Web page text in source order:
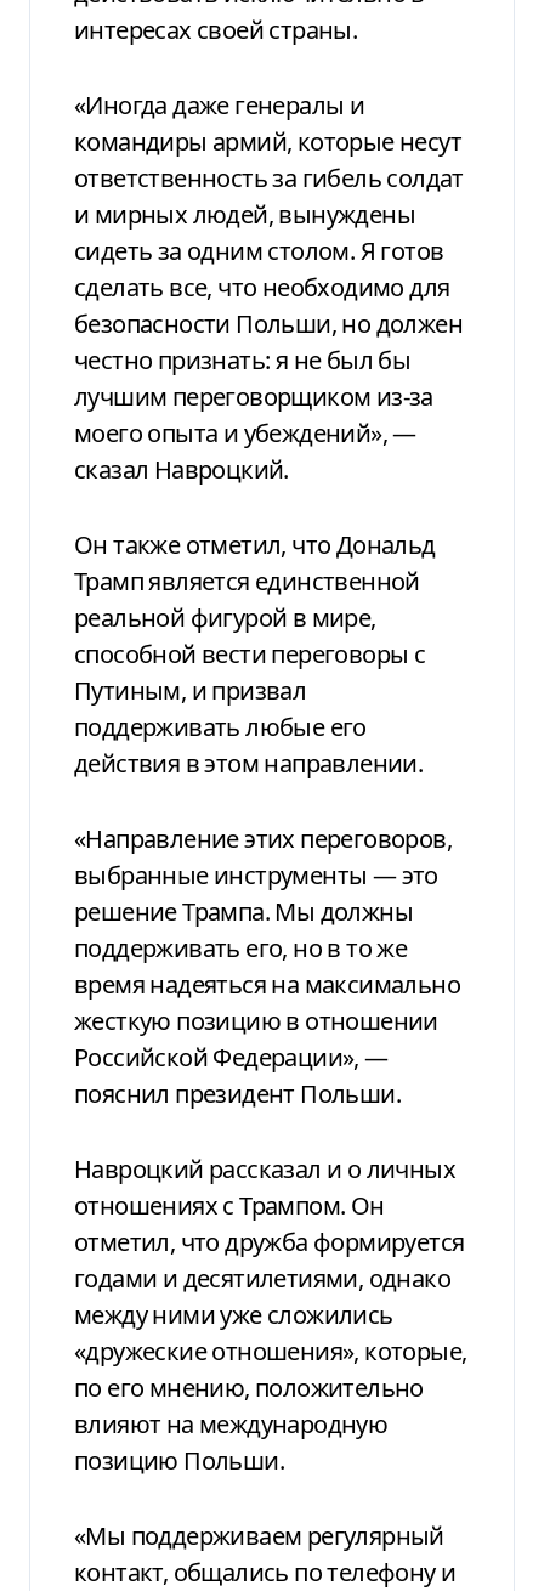
интересах своей страны.
«Иногда даже генералы и
командиры армий, которые несут
ответственность за гибель солдат
и мирных людей, вынуждены
сидеть за одним столом. Я готов
сделать все, что необходимо для
безопасности Польши, но должен
честно признать: я не был бы
лучшим переговорщиком из-за
моего опыта и убеждений», —
сказал Навроцкий.
Он также отметил, что Дональд
Трамп является единственной
реальной фигурой в мире,
способной вести переговоры с
Путиным, и призвал
поддерживать любые его
действия в этом направлении.
«Направление этих переговоров,
выбранные инструменты — это
решение Трампа. Мы должны
поддерживать его, но в то же
время надеяться на максимально
жесткую позицию в отношении
Российской Федерации», —
пояснил президент Польши.
Навроцкий рассказал и о личных
отношениях с Трампом. Он
отметил, что дружба формируется
годами и десятилетиями, однако
между ними уже сложились
«дружеские отношения», которые,
по его мнению, положительно
влияют на международную
позицию Польши.
«Мы поддерживаем регулярный
контакт, общались по телефону и